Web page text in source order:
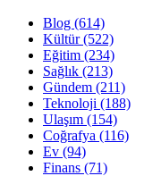
Blog (614)
Kültür(522)
Eğitim (234)
Sağlık (213)
Gündem (211)
Teknoloji (188)
Ulaşım (154)
Coğrafya (116)
Ev (94)
Finans (71)